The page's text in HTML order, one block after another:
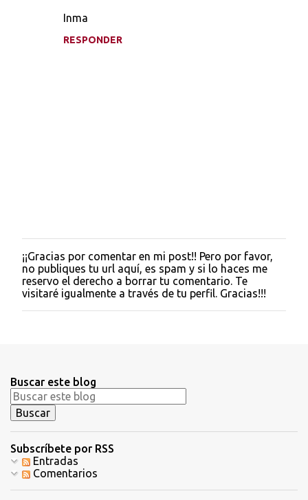
Inma
RESPONDER
P
u
b
l
i
c
o
m
e
n
t
a
r
i
¡¡Gracias por comentar en mi post!! Pero por favor,
no publiques tu url aquí, es spam y si lo haces me
reservo el derecho a borrar tu comentario. Te
visitaré igualmente a través de tu perfil. Gracias!!!
Buscar este blog
Subscríbete por RSS
Entradas
Comentarios